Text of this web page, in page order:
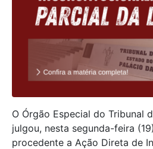
O Órgão Especial do Tribunal
julgou, nesta segunda-feira
procedente a Ação Direta de